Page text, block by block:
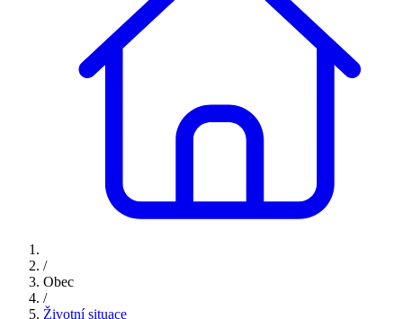
/
Obec
/
Životní situace